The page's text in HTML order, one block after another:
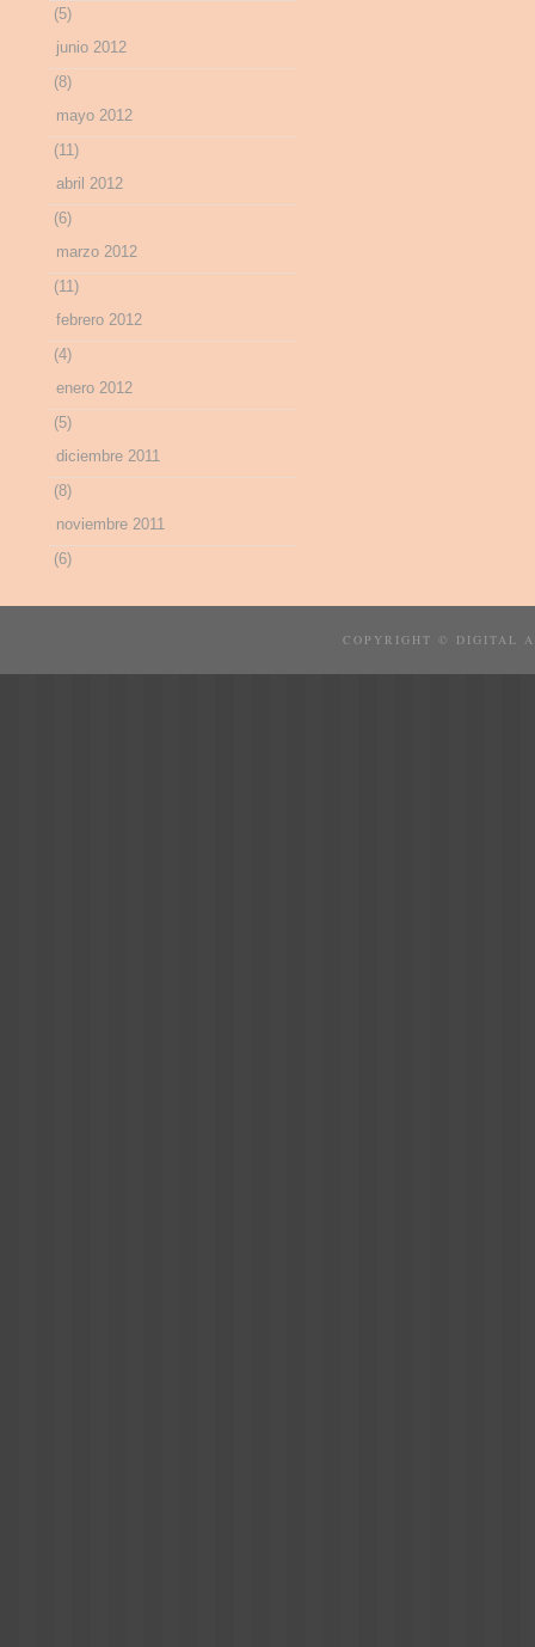
(5)
junio 2012
(8)
mayo 2012
(11)
abril 2012
(6)
marzo 2012
(11)
febrero 2012
(4)
enero 2012
(5)
diciembre 2011
(8)
noviembre 2011
(6)
COPYRIGHT © DIGITAL